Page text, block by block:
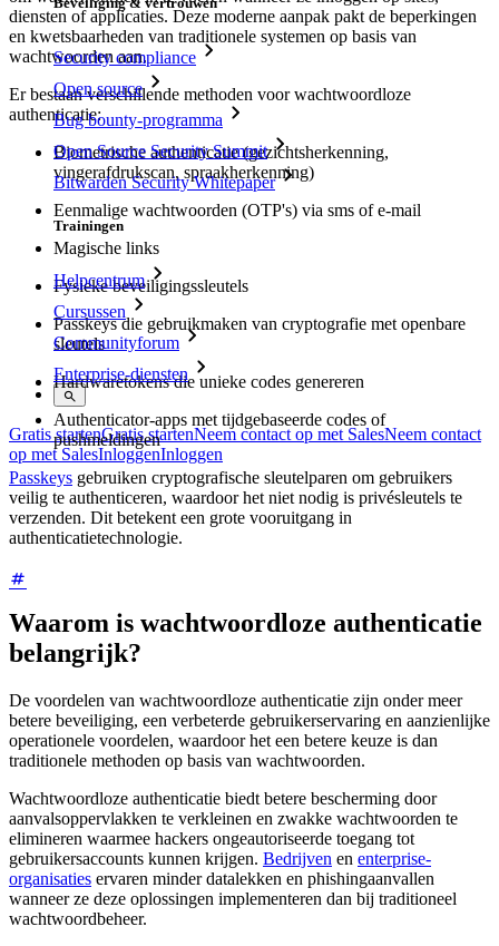
Security compliance
Open source
Bug bounty-programma
Open Source Security Summit
Bitwarden Security Whitepaper
Trainingen
Helpcentrum
Cursussen
Communityforum
Enterprise-diensten
Gratis startenGratis startenNeem contact op met SalesNeem contact
op met SalesInloggenInloggen
diensten of applicaties. Deze moderne aanpak pakt de beperkingen
en kwetsbaarheden van traditionele systemen op basis van
wachtwoorden aan.
Er bestaan verschillende methoden voor wachtwoordloze
authenticatie:
Biometrische authenticatie (gezichtsherkenning,
vingerafdrukscan, spraakherkenning)
Eenmalige wachtwoorden (OTP's) via sms of e-mail
Magische links
Fysieke beveiligingssleutels
Passkeys die gebruikmaken van cryptografie met openbare
sleutels
Hardwaretokens die unieke codes genereren
Authenticator-apps met tijdgebaseerde codes of
pushmeldingen
Passkeys gebruiken cryptografische sleutelparen om gebruikers
veilig te authenticeren, waardoor het niet nodig is privésleutels te
verzenden. Dit betekent een grote vooruitgang in
authenticatietechnologie.
Waarom is wachtwoordloze authenticatie
belangrijk?
De voordelen van wachtwoordloze authenticatie zijn onder meer
betere beveiliging, een verbeterde gebruikerservaring en aanzienlijke
operationele voordelen, waardoor het een betere keuze is dan
traditionele methoden op basis van wachtwoorden.
Wachtwoordloze authenticatie biedt betere bescherming door
aanvalsoppervlakken te verkleinen en zwakke wachtwoorden te
elimineren waarmee hackers ongeautoriseerde toegang tot
gebruikersaccounts kunnen krijgen. Bedrijven en enterprise-
organisaties ervaren minder datalekken en phishingaanvallen
wanneer ze deze oplossingen implementeren dan bij traditioneel
wachtwoordbeheer.